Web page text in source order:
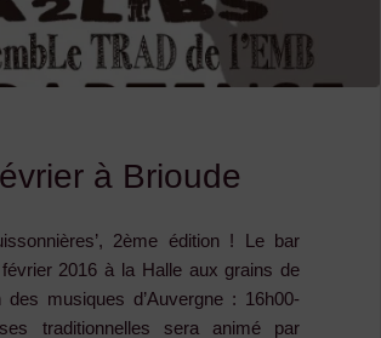
à Brioude
2ème édition ! Le bar
2016 à la Halle aux grains de
musiques d’Auvergne : 16h00-
traditionnelles sera animé par